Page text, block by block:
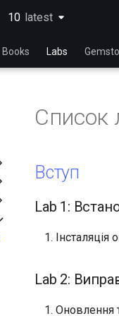
10 latest
latest
Books Labs
Список
Вступ
Lab 1:
Інсталяція
Lab 2:
Оновлення